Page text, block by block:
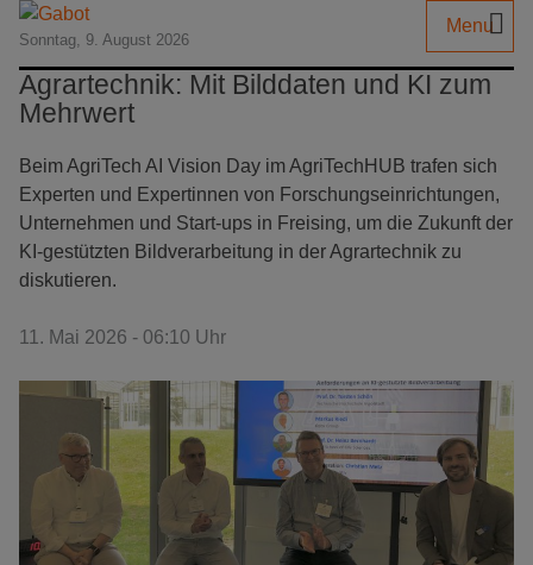
Sonntag, 9. August 2026
Menu
Agrartechnik: Mit Bilddaten und KI zum
Mehrwert
Beim AgriTech AI Vision Day im AgriTechHUB trafen sich
Experten und Expertinnen von Forschungseinrichtungen,
Unternehmen und Start-ups in Freising, um die Zukunft der
KI-gestützten Bildverarbeitung in der Agrartechnik zu
diskutieren.
11. Mai 2026 - 06:10 Uhr